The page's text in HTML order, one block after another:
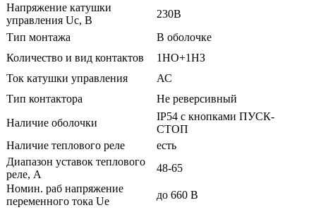
Напряжение катушки
управления Uc, В
230В
Тип монтажа
В оболочке
Количество и вид контактов
1НО+1НЗ
Ток катушки управления
АС
Тип контактора
Не реверсивный
Наличие оболочки
IP54 с кнопками ПУСК-
СТОП
Наличие теплового реле
есть
Диапазон уставок теплового
реле, А
48-65
Номин. раб напряжение
переменного тока Ue
до 660 В